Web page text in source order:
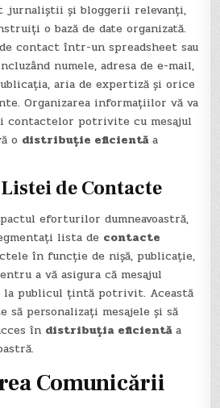
jurnaliștii și bloggerii relevanți,
o bază de date organizată.
contact într-un spreadsheet sau
numele, adresa de e-mail,
aria de expertiză și orice
Organizarea informațiilor vă va
contactelor potrivite cu mesajul
o distribuție eficientăa
de Contacte
eforturilor dumneavoastră,
lista de contacte
în funcție de nișă, publicație,
a vă asigura că mesajul
la publicul țintă potrivit. Această
să personalizați mesajele și să
în distribuția eficientăa
Comunicării